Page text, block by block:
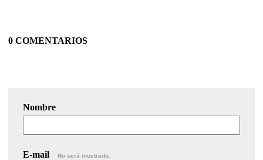
0 COMENTARIOS
Nombre
E-mail No será mostrado.